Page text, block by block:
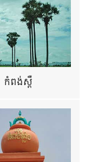
កំពង់ស្ពឺ